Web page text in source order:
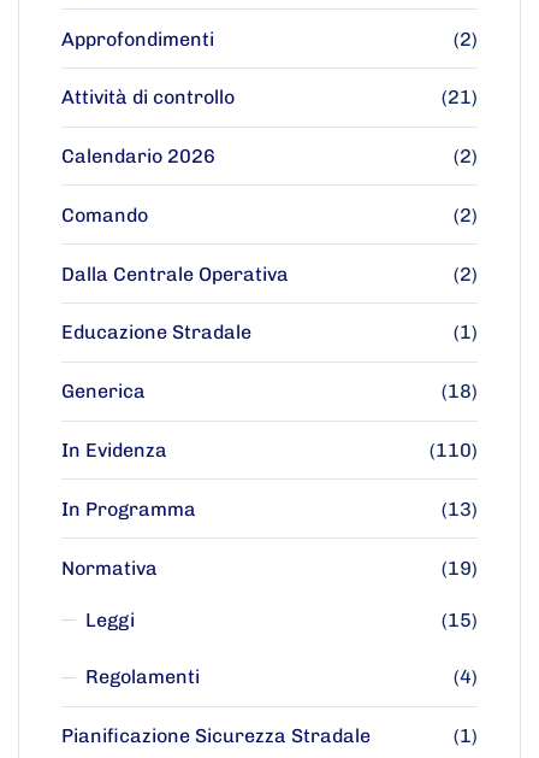
Approfondimenti (2)
Attività di controllo (21)
Calendario 2026 (2)
Comando (2)
Dalla Centrale Operativa (2)
Educazione Stradale (1)
Generica (18)
In Evidenza (110)
In Programma (13)
Normativa (19)
Leggi (15)
Regolamenti (4)
Pianificazione Sicurezza Stradale (1)